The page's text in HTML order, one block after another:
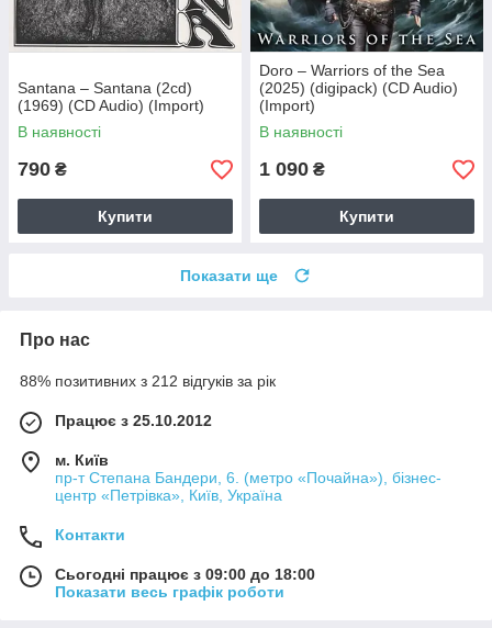
Santana – Santana (2cd)
(1969) (CD Audio) (Import)
В наявності
790 ₴
Купити
Doro – Warriors of the Sea
(2025) (digipack) (CD Audio)
(Import)
В наявності
1 090 ₴
Купити
Показати ще
Про нас
88% позитивних з 212 відгуків за рік
Працює з 25.10.2012
м. Київ
пр-т Степана Бандери, 6. (метро «Почайна»), бізнес-
центр «Петрівка», Київ, Україна
Контакти
Сьогодні працює з 09:00 до 18:00
Показати весь графік роботи